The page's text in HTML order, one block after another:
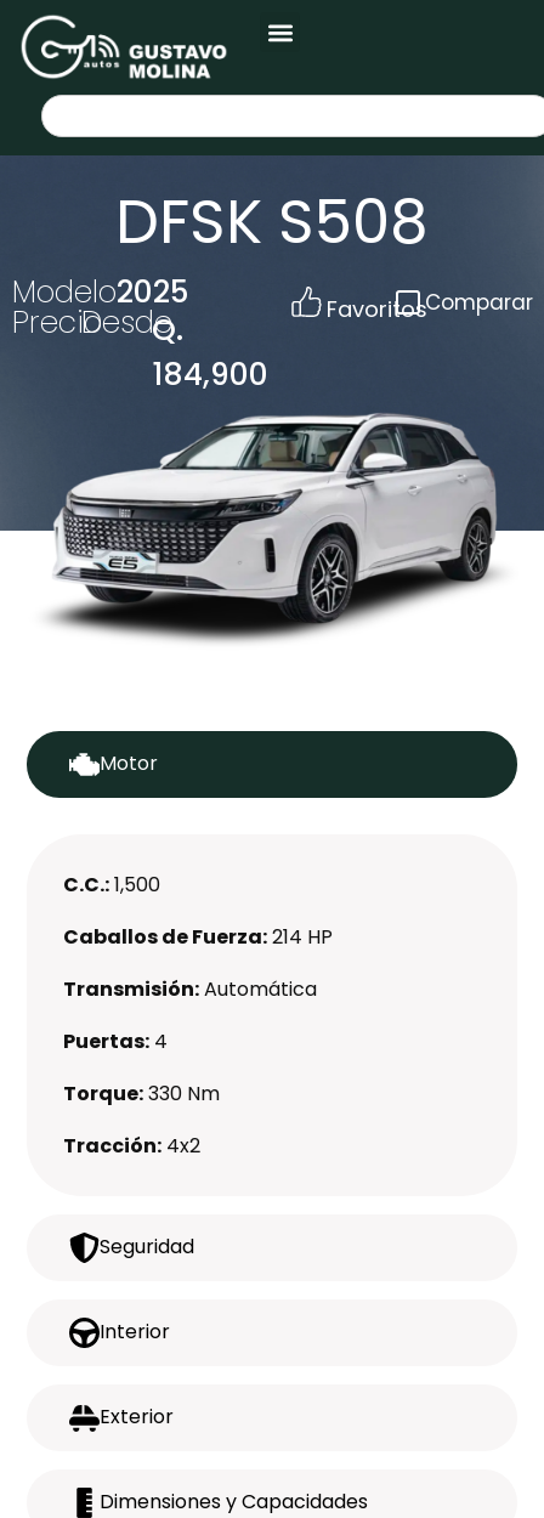
DFSK S508
Modelo2025
PrecioDesde
Q.
184,900
FavoritosComparar
Motor
Seguridad
Interior
Exterior
Dimensiones y Capacidades
C.C.:1,500
Caballos de Fuerza:214 HP
Transmisión:Automática
Puertas: 4
Torque:330 Nm
Tracción: 4x2